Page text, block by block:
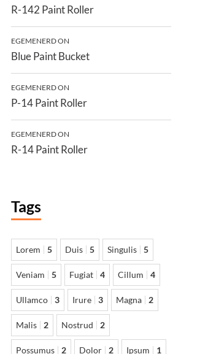
R-142 Paint Roller
EGEMENERDON
Blue Paint Bucket
EGEMENERDON
P-14 Paint Roller
EGEMENERDON
R-14 Paint Roller
Tags
Lorem 5 Duis 5 Singulis 5
Veniam 5 Fugiat 4 Cillum 4
Ullamco 3 Irure 3 Magna 2
Malis 2 Nostrud 2
Possumus 2 Dolor 2 Ipsum 1